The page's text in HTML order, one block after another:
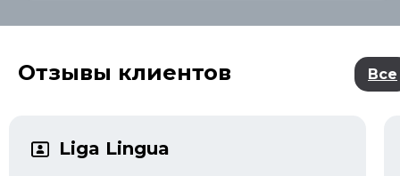
Отзывы клиентов Все
Liga Lingua